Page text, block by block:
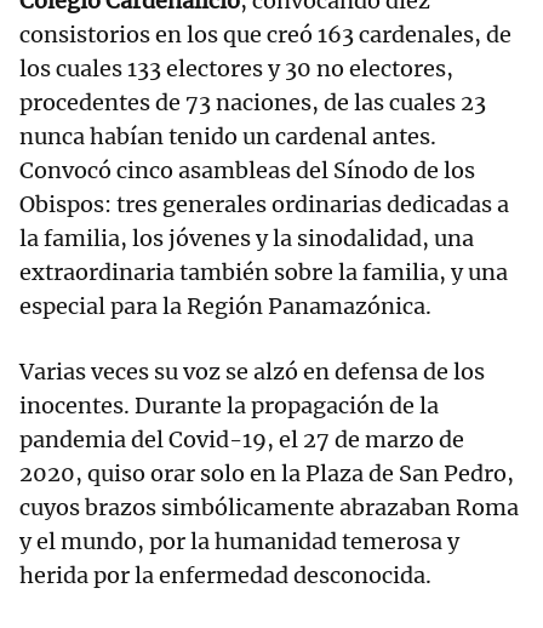
consistorios en los que creó 163 cardenales, de
los cuales 133 electores y 30 no electores,
procedentes de 73 naciones, de las cuales 23
nunca habían tenido un cardenal antes.
Convocó cinco asambleas del Sínodo de los
Obispos: tres generales ordinarias dedicadas a
la familia, los jóvenes y la sinodalidad, una
extraordinaria también sobre la familia, y una
especial para la Región Panamazónica.
Varias veces su voz se alzó en defensa de los
inocentes. Durante la propagación de la
pandemia del Covid-19, el 27 de marzo de
2020, quiso orar solo en la Plaza de San Pedro,
cuyos brazos simbólicamente abrazaban Roma
y el mundo, por la humanidad temerosa y
herida por la enfermedad desconocida.